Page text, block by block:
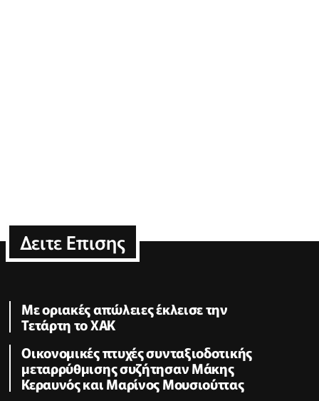
Δειτε Επισης
Με οριακές απώλειες έκλεισε την
Τετάρτη το ΧΑΚ
Οικονομικές πτυχές συνταξιοδοτικής
μεταρρύθμισης συζήτησαν Μάκης
Κεραυνός και Μαρίνος Μουσιούττας